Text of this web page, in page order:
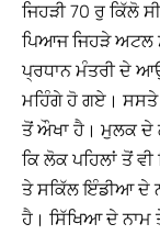
ਜਿਹੜੀ 70 ਰੁ ਕਿੱਲੋ
ਪਿਆਜ ਜਿਹੜੇ ਅਟਲ
ਪ੍ਰਧਾਨ ਮੰਤਰੀ ਦੇ
ਮਹਿੰਗੇ ਹੋ ਗਏ।
ਤੋਂ ਔਖਾ ਹੈ। ਮੁਲਕ ਦੇ
ਕਿ ਲੋਕ ਪਹਿਲਾਂ ਤੋਂ
ਤੇ ਸਕਿੱਲ ਇੰਡੀਆ ਦੇ
ਹੈ। ਸਿੱਖਿਆ ਦੇ ਨਾਮ